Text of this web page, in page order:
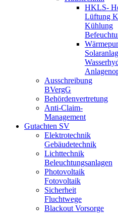
HKLS-
Lüftung
Kühlung
Ausschreibung
BVergG
Behördenvertretung
Anti-Claim-
Management
Gutachten SV
Elektrotechnik
Gebäudetechnik
Lichttechnik
Beleuchtungsanlagen
Photovoltaik
Fotovoltaik
Sicherheit
Fluchtwege
Blackout Vorsorge